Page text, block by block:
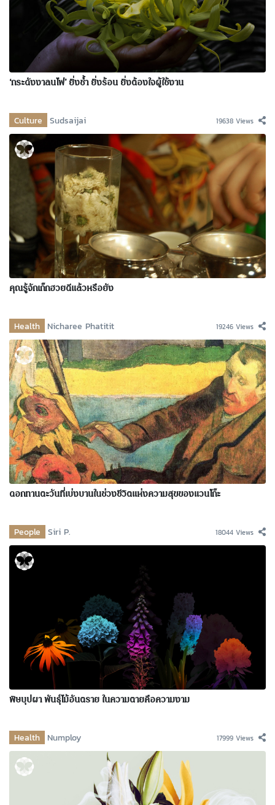
‘กระดังงาลนไฟ’ ยิ่งช้ำ ยิ่งร้อน ยิ่งต้องใจผู้ใช้งาน
Culture Sudsaijai 19638 Views
คุณรู้จักเก๊กฮวยดีแล้วหรือยัง
Health Nicharee Phatitit 19246 Views
ดอกทานตะวันที่เบ่งบานในช่วงชีวิตแห่งความสุขของแวนโก๊ะ
People Siri P. 18044 Views
พิษบุปผา พันธุ์ไม้อันตราย ในความตายคือความงาม
Health Numploy 17999 Views